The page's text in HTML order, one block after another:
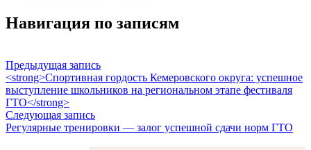
Навигация по записям
Предыдущая запись
<strong>Спортивная гордость Кемеровского округа: успешное
выступление школьников на региональном этапе фестиваля
ГТО</strong>
Следующая запись
Регулярные тренировки — залог успешной сдачи норм ГТО